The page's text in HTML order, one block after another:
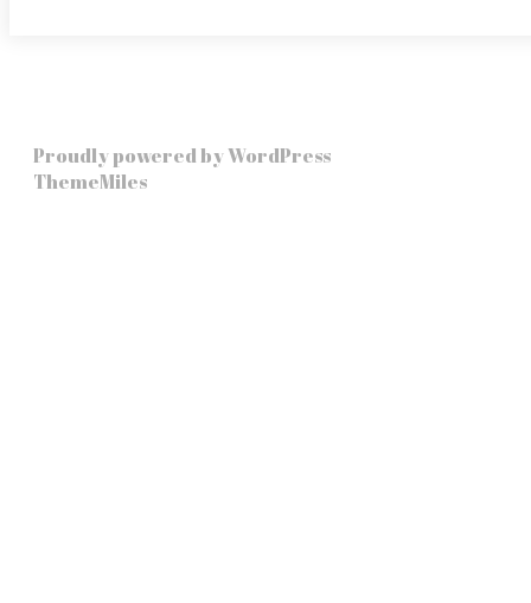
Proudly powered by WordPress
ThemeMiles